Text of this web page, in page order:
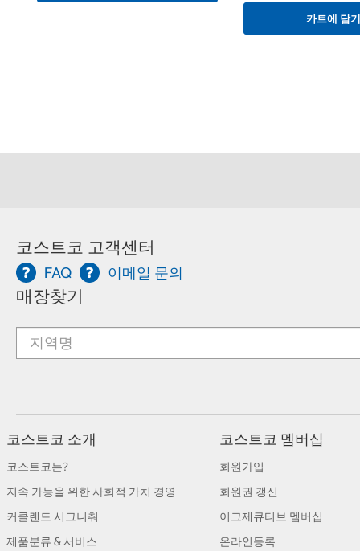
카트에 담
코스트코 고객센터
FAQ 이메일 문의
매장찾기
코스트코 소개
코스트코는?
지속 가능을 위한 사회적 가치 경영
커클랜드 시그니춰
제품분류 & 서비스
코스트코 멤버십
회원가입
회원권 갱신
이그제큐티브 멤버십
온라인등록